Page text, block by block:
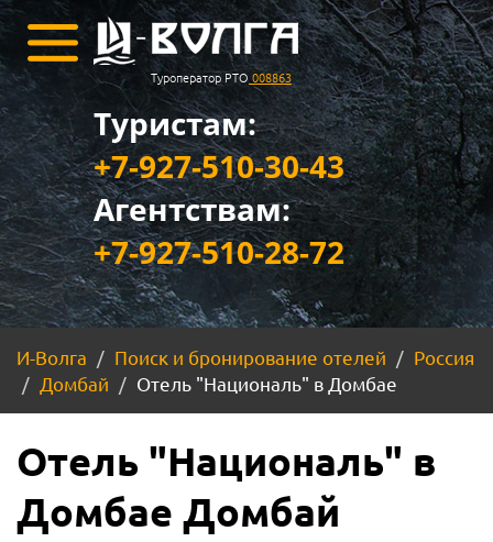
Туроператор РТО 008863
Туристам:
+7-927-510-30-43
Агентствам:
+7-927-510-28-72
И-Волга Поиск и бронирование отелей
Россия
Домбай
Отель "Националь" в Домбае
Отель "Националь" в
Домбае Домбай